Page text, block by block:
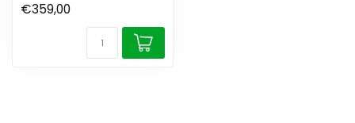
€359,00